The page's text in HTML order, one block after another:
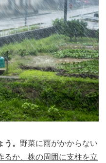
。 野菜に雨がかからない
るか、株の周囲に支柱を立